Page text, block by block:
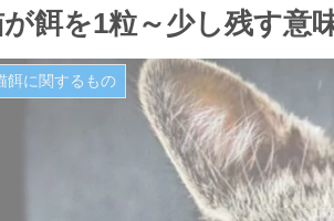
餌を1粒～少し残す意
餌に関するもの